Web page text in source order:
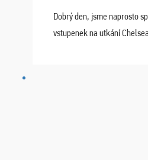
Dobrý den, jsme naprosto
vstupenek na utkání